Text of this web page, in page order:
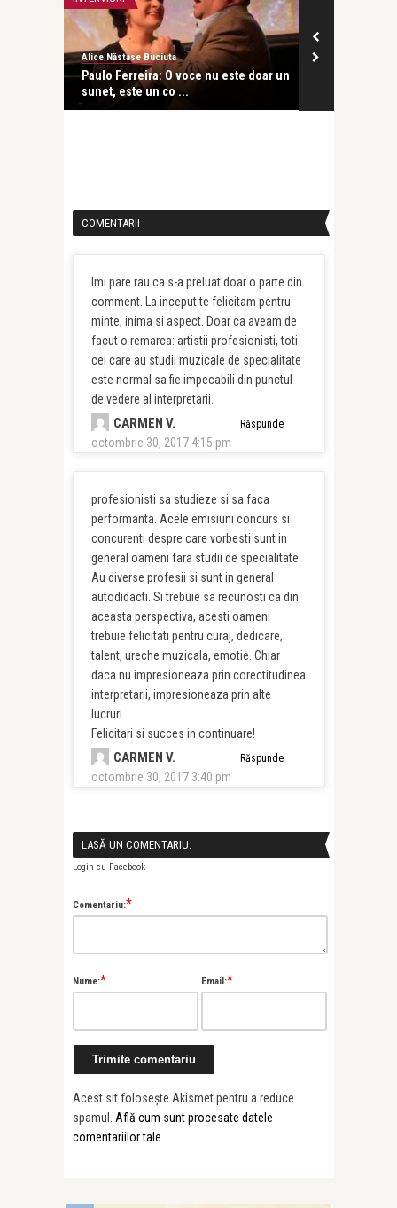
Alice Năstase Buciuta
Paulo Ferreira: O voce nu este doar un
sunet, este un co ...
COMENTARII
Imi pare rau ca s-a preluat doar o parte din
comment. La inceput te felicitam pentru
minte, inima si aspect. Doar ca aveam de
facut o remarca: artistii profesionisti, toti
cei care au studii muzicale de specialitate
este normal sa fie impecabili din punctul
de vedere al interpretarii.
CARMEN V.
octombrie 30, 2017 4:15 pm
Răspunde
profesionisti sa studieze si sa faca
performanta. Acele emisiuni concurs si
concurenti despre care vorbesti sunt in
general oameni fara studii de specialitate.
Au diverse profesii si sunt in general
autodidacti. Si trebuie sa recunosti ca din
aceasta perspectiva, acesti oameni
trebuie felicitati pentru curaj, dedicare,
talent, ureche muzicala, emotie. Chiar
daca nu impresioneaza prin corectitudinea
interpretarii, impresioneaza prin alte
lucruri.
Felicitari si succes in continuare!
CARMEN V.
octombrie 30, 2017 3:40 pm
Răspunde
LASĂ UN COMENTARIU:
Login cu Facebook
Comentariu:*
Nume:* Email:*
Acest sit folosește Akismet pentru a reduce
spamul. Află cum sunt procesate datele
comentariilor tale